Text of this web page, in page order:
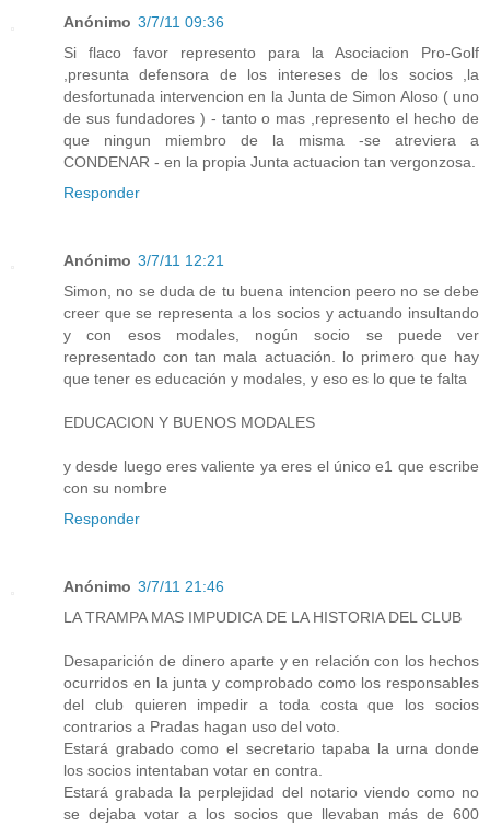
Anónimo 3/7/11 09:36
Si flaco favor represento para la Asociacion Pro-Golf
,presunta defensora de los intereses de los socios ,la
desfortunada intervencion en la Junta de Simon Aloso ( uno
de sus fundadores ) - tanto o mas ,represento el hecho de
que ningun miembro de la misma -se atreviera a
CONDENAR - en la propia Junta actuacion tan vergonzosa.
Responder
Anónimo 3/7/11 12:21
Simon, no se duda de tu buena intencion peero no se debe
creer que se representa a los socios y actuando insultando
y con esos modales, nogún socio se puede ver
representado con tan mala actuación. lo primero que hay
que tener es educación y modales, y eso es lo que te falta
EDUCACION Y BUENOS MODALES
y desde luego eres valiente ya eres el único e1 que escribe
con su nombre
Responder
Anónimo 3/7/11 21:46
LA TRAMPA MAS IMPUDICA DE LA HISTORIA DEL CLUB
Desaparición de dinero aparte y en relación con los hechos
ocurridos en la junta y comprobado como los responsables
del club quieren impedir a toda costa que los socios
contrarios a Pradas hagan uso del voto.
Estará grabado como el secretario tapaba la urna donde
los socios intentaban votar en contra.
Estará grabada la perplejidad del notario viendo como no
se dejaba votar a los socios que llevaban más de 600